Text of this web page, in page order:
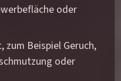
oder
Beispiel Geruch,
oder